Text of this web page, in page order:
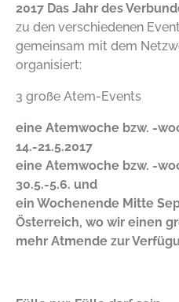
2017 Das Jahr des
zu den verschiedenen
gemeinsam mit dem
organisiert:
3 große Atem-Events
eine Atemwoche bzw. -
14.-21.5.2017
eine Atemwoche bzw. -
30.5.-5.6. und
ein Wochenende Mitte
Österreich, wo wir einen
mehr Atmende zur